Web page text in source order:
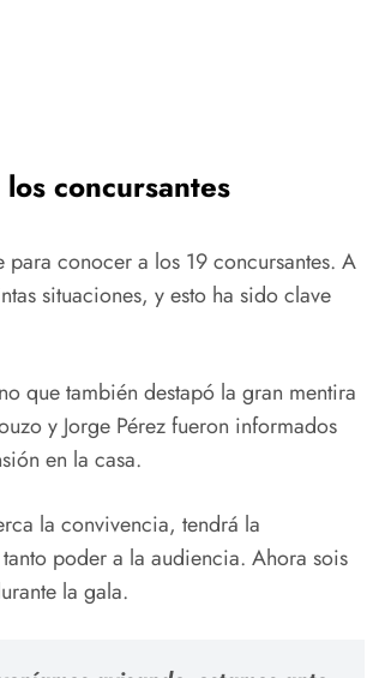
concursantes
conocer a los 19 concursantes. A
situaciones, y esto ha sido clave
que también destapó la gran mentira
y Jorge Pérez fueron informados
en la casa.
la convivencia, tendrá la
poder a la audiencia. Ahora sois
la gala.